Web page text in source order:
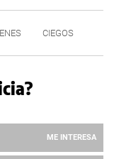
CIEGOS
ME INTERESA